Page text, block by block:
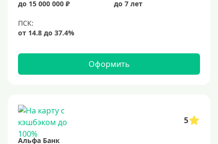
до 15 000 000 ₽
до 7 лет
Оформить
5
Альфа Банк